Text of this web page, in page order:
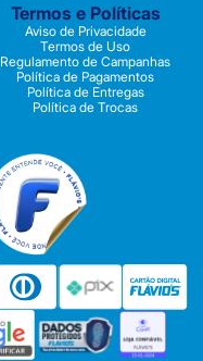
Termos e Políticas
Aviso de Privacidade
Termos de Uso
Regulamento de Campanhas
Política de Pagamentos
Política de Entregas
Política de Trocas